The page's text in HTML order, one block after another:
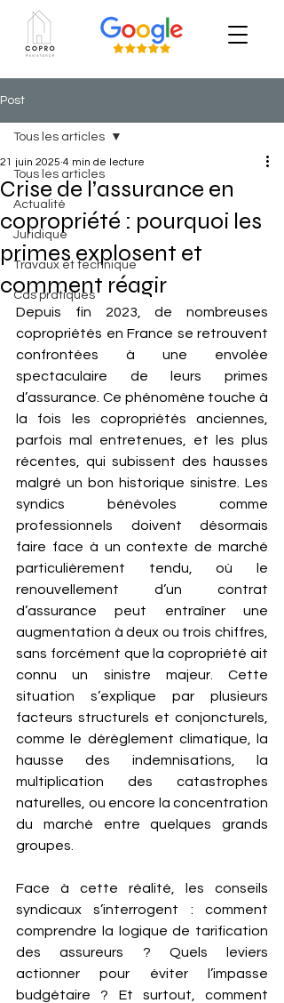
Post
Tous les articles
Actualité
Juridique
Travaux et technique
Cas pratiques
Tous les articles
Crise de l’assurance en
copropriété : pourquoi les
primes explosent et
comment réagir
21 juin 2025 4 min de lecture
Depuis fin 2023, de nombreuses
copropriétés en France se retrouvent
confrontées à une envolée
spectaculaire de leurs primes
d’assurance. Ce phénomène touche à
la fois les copropriétés anciennes,
parfois mal entretenues, et les plus
récentes, qui subissent des hausses
malgré un bon historique sinistre. Les
syndics bénévoles comme
professionnels doivent désormais
faire face à un contexte de marché
particulièrement tendu, où le
renouvellement d’un contrat
d’assurance peut entraîner une
augmentation à deux ou trois chiffres,
sans forcément que la copropriété ait
connu un sinistre majeur. Cette
situation s’explique par plusieurs
facteurs structurels et conjoncturels,
comme le dérèglement climatique, la
hausse des indemnisations, la
multiplication des catastrophes
naturelles, ou encore la concentration
du marché entre quelques grands
groupes.
Face à cette réalité, les conseils
syndicaux s’interrogent : comment
comprendre la logique de tarification
des assureurs ? Quels leviers
actionner pour éviter l’impasse
budgétaire ? Et surtout, comment